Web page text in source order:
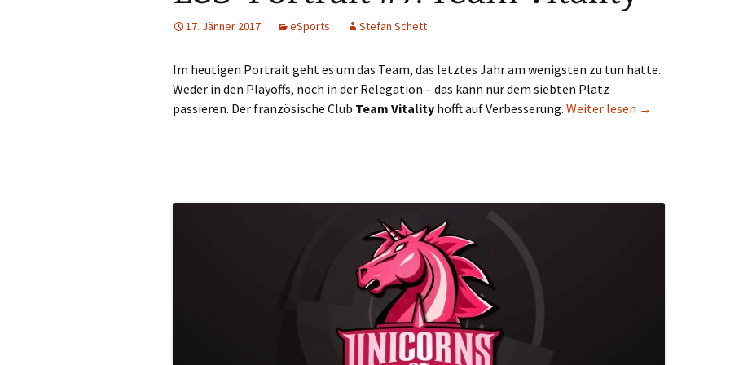
17. Jänner 2017 eSports Stefan Schett
Im heutigen Portrait geht es um das Team, das letztes Jahr am wenigsten zu tun hatte.
Weder in den Playoffs, noch in der Relegation – das kann nur dem siebten Platz
passieren. Der französische Club Team Vitality hofft auf Verbesserung. Weiter lesen LCS-Portrait #7:
→